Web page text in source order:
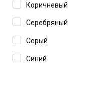
Коричневый
Серебряный
Серый
Синий